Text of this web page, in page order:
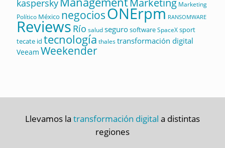
kaspersky Marketing Marketing
Político México negociosONErpm RANSOMWARE
Reviews Río saludsegurosoftwareSpaceXsport
tecate id tecnología thalestransformación digital
Veeam Weekender
Llevamos la transformación digital a distintas
regiones